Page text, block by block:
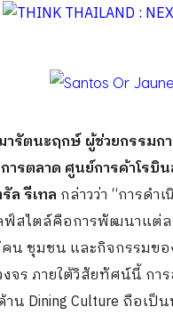
รัตนะฤกษ์ ผู้ช่วยกรรมก
การตลาด ศูนย์การค้าโรบิ
ล รีเทล กล่าวว่า “การด
ฟ์สไตล์คือการพัฒนาแต่ล
น ชุมชน และกิจกรรมขอ
จร ภายใต้วิสัยทัศน์นี้ การ
น Dining Culture ถือเป็